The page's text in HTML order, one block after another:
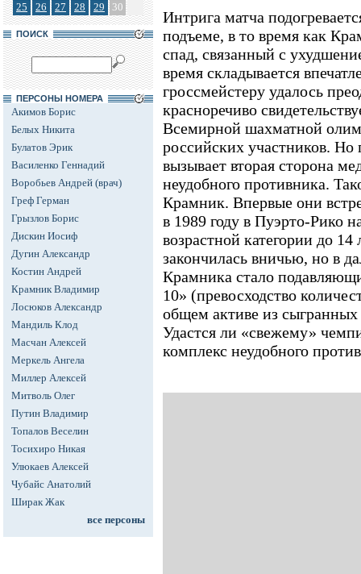
25
26 27 28 29 30
ПОИСК
ПЕРСОНЫ НОМЕРА
Акимов Борис
Белых Никита
Булатов Эрик
Василенко Геннадий
Воробьев Андрей (врач)
Греф Герман
Грызлов Борис
Дискин Иосиф
Дугин Александр
Костин Андрей
Крамник Владимир
Лосюков Александр
Мандиль Клод
Масчан Алексей
Меркель Ангела
Миллер Алексей
Митволь Олег
Путин Владимир
Топалов Веселин
Тосихиро Никая
Улюкаев Алексей
Чубайс Анатолий
Ширак Жак
все персоны
Интрига матча
подъеме, в то время как
спад, связанный с
время складывается
гроссмейстеру удалось
красноречиво
Всемирной шахматной
российских участников.
вызывает вторая сторона
неудобного противника.
Крамник. Впервые они
в 1989 году в Пуэрто-Рико
возрастной категории до 14
закончилась вничью, но в
Крамника стало
10» (превосходство
общем активе из
Удастся ли «свежему»
комплекс неудобного